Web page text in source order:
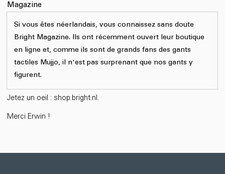
Magazine
Si vous êtes néerlandais, vous connaissez sans doute
Bright Magazine. Ils ont récemment ouvert leur boutique
en ligne et, comme ils sont de grands fans des gants
tactiles Mujjo, il n'est pas surprenant que nos gants y
figurent.
Jetez un oeil : shop.bright.nl.
Merci Erwin !